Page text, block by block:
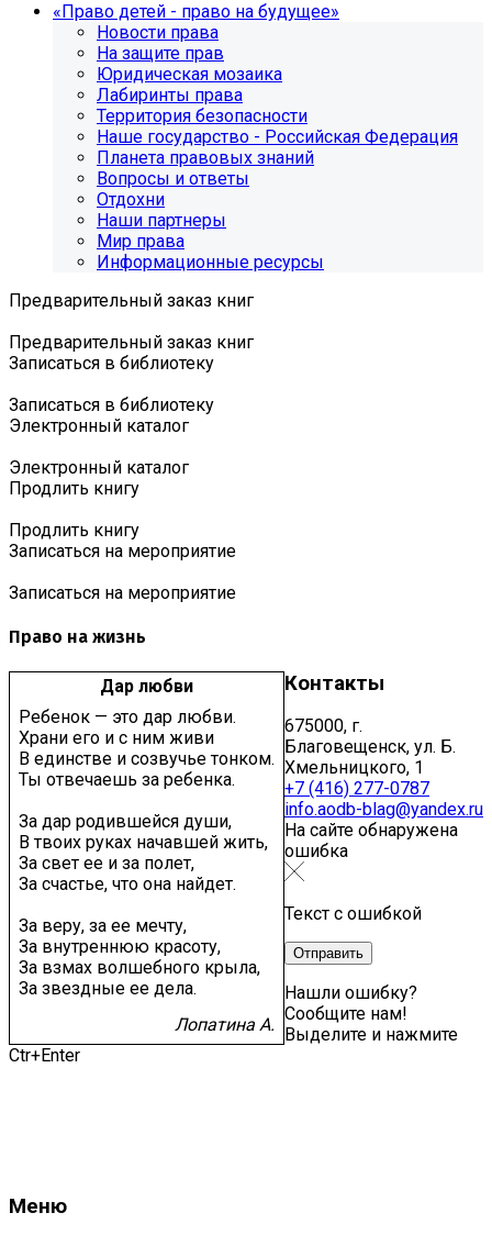
«Право детей - право на будущее»
Новости права
На защите прав
Юридическая мозаика
Лабиринты права
Территория безопасности
Наше государство - Российская Федерация
Планета правовых знаний
Вопросы и ответы
Отдохни
Наши партнеры
Мир права
Информационные ресурсы
Предварительный заказ книг
Предварительный заказ книг
Записаться в библиотеку
Записаться в библиотеку
Электронный каталог
Электронный каталог
Продлить книгу
Продлить книгу
Записаться на мероприятие
Записаться на мероприятие
Право на жизнь
Дар любви
Ребенок — это дар любви.
Храни его и с ним живи
В единстве и созвучье тонком.
Ты отвечаешь за ребенка.
За дар родившейся души,
В твоих руках начавшей жить,
За свет ее и за полет,
За счастье, что она найдет.
За веру, за ее мечту,
За внутреннюю красоту,
За взмах волшебного крыла,
За звездные ее дела.
Лопатина А.
Контакты
675000, г.
Благовещенск, ул. Б.
Хмельницкого, 1
+7 (416) 277-0787
info.aodb-blag@yandex.ru
На сайте обнаружена
ошибка
Текст с ошибкой
Нашли ошибку?
Сообщите нам!
Выделите и нажмите
Ctr+Enter
Меню